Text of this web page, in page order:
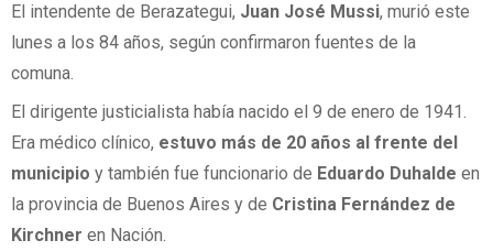
El intendente de Berazategui, Juan José Mussi, murió este
lunes a los 84 años, según confirmaron fuentes de la
comuna.
El dirigente justicialista había nacido el 9 de enero de 1941.
Era médico clínico, estuvo más de 20 años al frente del
municipio y también fue funcionario de Eduardo Duhalde en
la provincia de Buenos Aires y de Cristina Fernández de
Kirchner en Nación.